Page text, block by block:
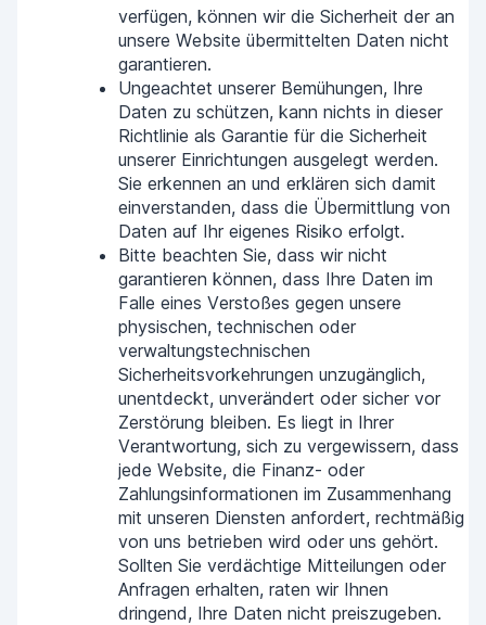
verfügen, können wir die Sicherheit der an
unsere Website übermittelten Daten nicht
garantieren.
Ungeachtet unserer Bemühungen, Ihre
Daten zu schützen, kann nichts in dieser
Richtlinie als Garantie für die Sicherheit
unserer Einrichtungen ausgelegt werden.
Sie erkennen an und erklären sich damit
einverstanden, dass die Übermittlung von
Daten auf Ihr eigenes Risiko erfolgt.
Bitte beachten Sie, dass wir nicht
garantieren können, dass Ihre Daten im
Falle eines Verstoßes gegen unsere
physischen, technischen oder
verwaltungstechnischen
Sicherheitsvorkehrungen unzugänglich,
unentdeckt, unverändert oder sicher vor
Zerstörung bleiben. Es liegt in Ihrer
Verantwortung, sich zu vergewissern, dass
jede Website, die Finanz- oder
Zahlungsinformationen im Zusammenhang
mit unseren Diensten anfordert, rechtmäßig
von uns betrieben wird oder uns gehört.
Sollten Sie verdächtige Mitteilungen oder
Anfragen erhalten, raten wir Ihnen
dringend, Ihre Daten nicht preiszugeben.